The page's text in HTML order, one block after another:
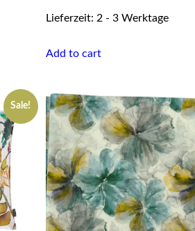
Lieferzeit: 2 - 3 Werktage
Add to cart
Sale!